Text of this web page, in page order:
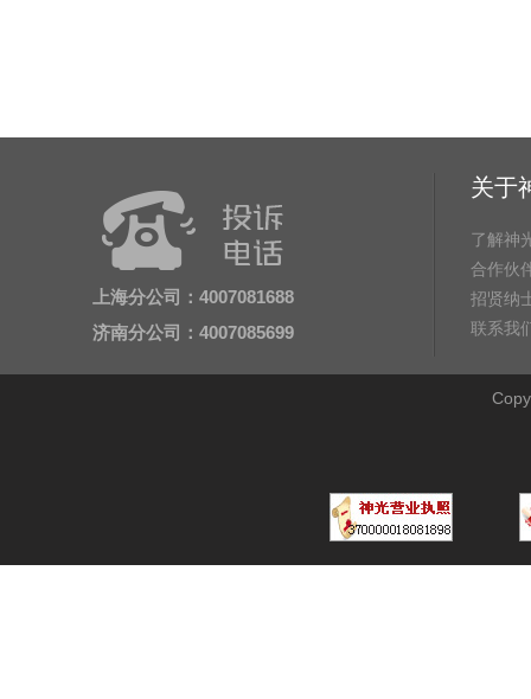
上海分公司：4007081688
济南分公司：4007085699
关于
了解神
合作伙
招贤纳
联系我